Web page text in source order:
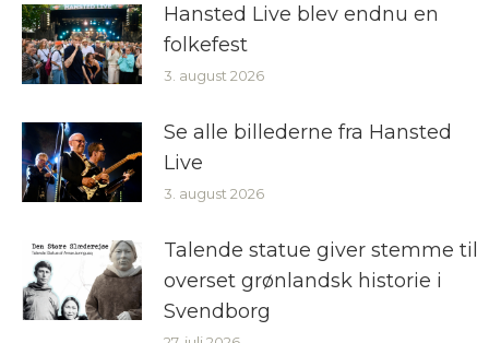
Hansted Live blev endnu en
folkefest
3. august 2026
Se alle billederne fra Hansted
Live
3. august 2026
Talende statue giver stemme til
overset grønlandsk historie i
Svendborg